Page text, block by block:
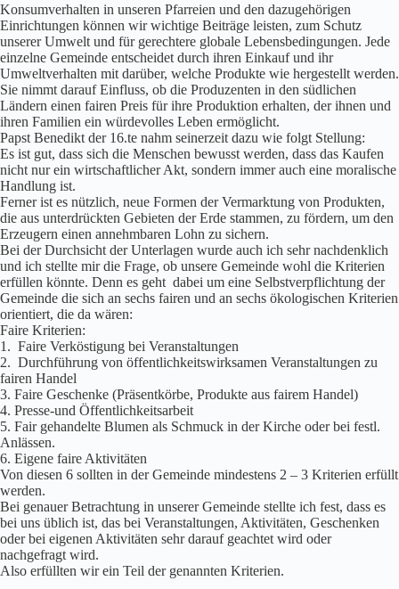
Konsumverhalten in unseren Pfarreien und den dazugehörigen
Einrichtungen können wir wichtige Beiträge leisten, zum Schutz
unserer Umwelt und für gerechtere globale Lebensbedingungen. Jede
einzelne Gemeinde entscheidet durch ihren Einkauf und ihr
Umweltverhalten mit darüber, welche Produkte wie hergestellt werden.
Sie nimmt darauf Einfluss, ob die Produzenten in den südlichen
Ländern einen fairen Preis für ihre Produktion erhalten, der ihnen und
ihren Familien ein würdevolles Leben ermöglicht.
Papst Benedikt der 16.te nahm seinerzeit dazu wie folgt Stellung:
Es ist gut, dass sich die Menschen bewusst werden, dass das Kaufen
nicht nur ein wirtschaftlicher Akt, sondern immer auch eine moralische
Handlung ist.
Ferner ist es nützlich, neue Formen der Vermarktung von Produkten,
die aus unterdrückten Gebieten der Erde stammen, zu fördern, um den
Erzeugern einen annehmbaren Lohn zu sichern.
Bei der Durchsicht der Unterlagen wurde auch ich sehr nachdenklich
und ich stellte mir die Frage, ob unsere Gemeinde wohl die Kriterien
erfüllen könnte. Denn es geht dabei um eine Selbstverpflichtung der
Gemeinde die sich an sechs fairen und an sechs ökologischen Kriterien
orientiert, die da wären:
Faire Kriterien:
1. Faire Verköstigung bei Veranstaltungen
2. Durchführung von öffentlichkeitswirksamen Veranstaltungen zu
fairen Handel
3. Faire Geschenke (Präsentkörbe, Produkte aus fairem Handel)
4. Presse-und Öffentlichkeitsarbeit
5. Fair gehandelte Blumen als Schmuck in der Kirche oder bei festl.
Anlässen.
6. Eigene faire Aktivitäten
Von diesen 6 sollten in der Gemeinde mindestens 2 – 3 Kriterien erfüllt
werden.
Bei genauer Betrachtung in unserer Gemeinde stellte ich fest, dass es
bei uns üblich ist, das bei Veranstaltungen, Aktivitäten, Geschenken
oder bei eigenen Aktivitäten sehr darauf geachtet wird oder
nachgefragt wird.
Also erfüllten wir ein Teil der genannten Kriterien.